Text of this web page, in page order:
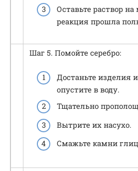
Оставьте раствор
реакция прошла
Шаг 5. Помойте серебро:
Достаньте изделия
опустите в воду.
Тщательно
Вытрите их насухо.
Смажьте камни